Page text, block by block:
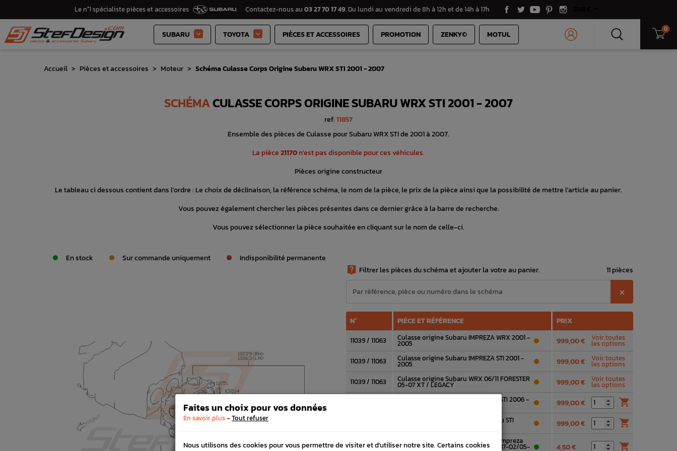
Le n°1 spécialiste pièces et accessoires Contactez-nous au 03 27 70 17 49. Du lundi au vendredi de 8h à 12h et de 14h à 17h
SUBARU  TOYOTA  PIÈCES ET ACCESSOIRES PROMOTION ZENKY© MOTUL 0
Accueil Pièces et accessoires Moteur Schéma Culasse Corps Origine Subaru WRX STI 2001 - 2007
SCHÉMACULASSE CORPS ORIGINE SUBARU WRX STI 2001 - 2007
ref:11857
Ensemble des pièces de Culasse pour Subaru WRX STI de 2001 à 2007.
La pièce21170n'est pas disponible pour ces véhicules.
Pièces origine constructeur
Le tableau ci dessous contient dans l'ordre : Le choix de déclinaison, la référence schéma, le nom de la pièce, le prix de la pièce ainsi que la possibilité de mettre l'article au panier.
Vous pouvez également chercher les pièces présentes dans ce dernier grâce à la barre de recherche.
Vous pouvez sélectionner la pièce souhaitée en cliquant sur le nom de celle-ci.
En stock Sur commande uniquement
Indisponibilité permanente
 Filtrer les pièces du schéma et ajouter la votre au panier. 11 pièces
⨉
N° PIÉCE ET RÉFÉRENCE PRIX
11039 / 11063 Culasse origine Subaru IMPREZA WRX 2001 -
2005 999,00 € Voir toutes
les options
11039 / 11063
Culasse origine Subaru IMPREZA STI 2001 -
2005 999,00 € Voir toutes
les options
11039 / 11063
Culasse origine Subaru WRX 06/11 FORESTER
05-07 XT / LEGACY 999,00 € Voir toutes
les options
Culasse côté droit origine Subaru STI 2006 - 999,00 € 
Culasse côté gauche origine Subaru STI 999,00 € 
11051
Demi lune culasse origine Subaru Impreza
GT 93-00 WRX STI 01-18 FORESTER 97-02/05- 4,50 € 
Faites un choix pour vos données
En savoir plus- Tout refuser
Nous utilisons des cookies pour vous permettre de visiter et d'utiliser notre site. Certains cookies